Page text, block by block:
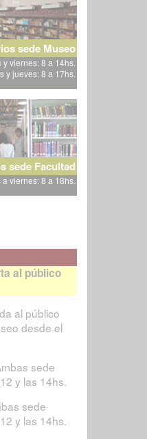
sede Museo
viernes: 8 a 14hs.
y jueves: 8 a 17hs.
sede Facultad
a viernes: 8 a 18hs.
al público
al público
desde el
sede
y las 14hs.
sede
y las 14hs.